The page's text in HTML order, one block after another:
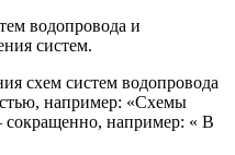
водопровода и
систем.
схем систем водопровода
например: «Схемы
например: « B